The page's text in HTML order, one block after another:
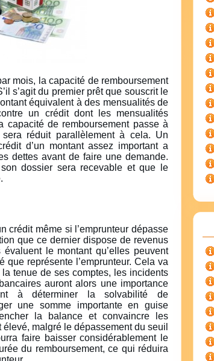
mois, la capacité de remboursement
s’agit du premier prêt que souscrit le
équivalent à des mensualités de
un crédit dont les mensualités
capacité de remboursement passe à
réduit parallèlement à cela. Un
d’un montant assez important a
dettes avant de faire une demande.
dossier sera recevable et que le
crédit même si l’emprunteur dépasse
que ce dernier dispose de revenus
le montant qu’elles peuvent
que représente l’emprunteur. Cela va
tenue de ses comptes, les incidents
auront alors une importance
à déterminer la solvabilité de
une somme importante en guise
la balance et convaincre les
malgré le dépassement du seuil
faire baisser considérablement le
du remboursement, ce qui réduira